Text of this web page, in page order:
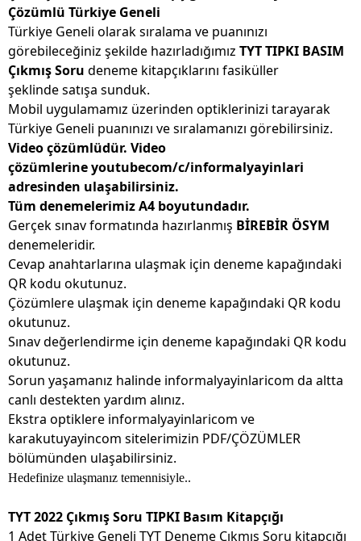
Çözümlü Türkiye Geneli
Türkiye Geneli olarak sıralama ve puanınızı
görebileceğiniz şekilde hazırladığımız TYT TIPKI BASIM
Çıkmış Soru deneme kitapçıklarını fasiküller
şeklinde satışa sunduk.
Mobil uygulamamız üzerinden optiklerinizi tarayarak
Türkiye Geneli puanınızı ve sıralamanızı görebilirsiniz.
Video çözümlüdür. Video
çözümlerine youtubecom/c/informalyayinlari
adresinden ulaşabilirsiniz.
Tüm denemelerimiz A4 boyutundadır.
Gerçek sınav formatında hazırlanmış BİREBİR ÖSYM
denemeleridir.
Cevap anahtarlarına ulaşmak için deneme kapağındaki
QR kodu okutunuz.
Çözümlere ulaşmak için deneme kapağındaki QR kodu
okutunuz.
Sınav değerlendirme için deneme kapağındaki QR kodu
okutunuz.
Sorun yaşamanız halinde informalyayinlaricom da altta
canlı destekten yardım alınız.
Ekstra optiklere informalyayinlaricom ve
karakutuyayincom sitelerimizin PDF/ÇÖZÜMLER
bölümünden ulaşabilirsiniz.
Hedefinize ulaşmanız temennisiyle..
TYT 2022 Çıkmış Soru TIPKI Basım Kitapçığı
1 Adet Türkiye Geneli TYT Deneme Çıkmış Soru kitapçığı